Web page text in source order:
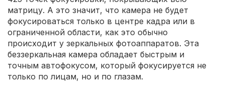
матрицу. А это значит, что камера не будет
фокусироваться только в центре кадра или в
ограниченной области, как это обычно
происходит у зеркальных фотоаппаратов. Эта
беззеркальная камера обладает быстрым и
точным автофокусом, который фокусируется не
только по лицам, но и по глазам.